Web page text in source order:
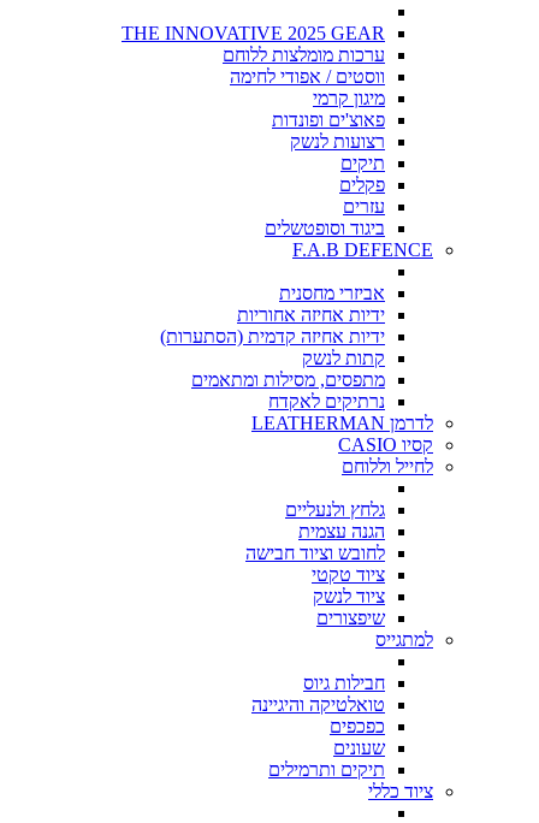
THE INNOVATIVE 2025 GEAR
ערכות מומלצות ללוחם
ווסטים / אפודי לחימה
מיגון קרמי
פאוצ'ים ופונדות
רצועות לנשק
תיקים
פקלים
עזרים
ביגוד וסופטשלים
F.A.B DEFENCE
אביזרי מחסנית
ידיות אחיזה אחוריות
ידיות אחיזה קדמית (הסתערות)
קתות לנשק
מתפסים, מסילות ומתאמים
נרתיקים לאקדח
לדרמן LEATHERMAN
קסיו CASIO
לחייל וללוחם
גלחץ ולנעליים
הגנה עצמית
לחובש וציוד חבישה
ציוד טקטי
ציוד לנשק
שיפצורים
למתגייס
חבילות גיוס
טואלטיקה והיגיינה
כפכפים
שעונים
תיקים ותרמילים
ציוד כללי